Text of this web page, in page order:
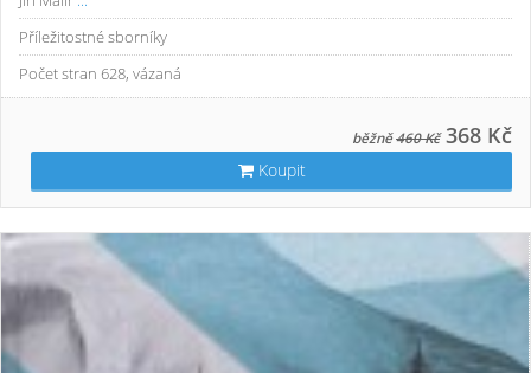
Příležitostné sborníky
Počet stran 628, vázaná
běžně460 Kč 368 Kč
Koupit